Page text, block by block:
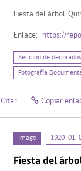
Fiesta del árbol.
Enlace: https://
Sección de decorados
Fotografía
Citar Copiar
Image 1920-01-
Fiesta del